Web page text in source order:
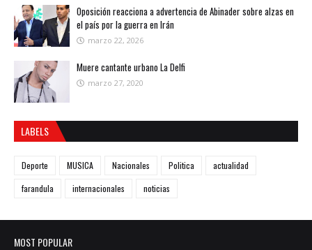
Oposición reacciona a advertencia de Abinader sobre alzas en
el país por la guerra en Irán
marzo 22, 2026
Muere cantante urbano La Delfi
marzo 27, 2020
LABELS
Deporte MUSICA Nacionales Politica
actualidad
farandula
internacionales noticias
MOST POPULAR